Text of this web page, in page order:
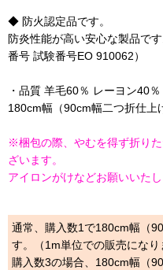
◆ 防火認定品です。
防炎性能が高い安心な製品で
番号 試験番号EO 910062）
・品質 羊毛60％ レーヨン
180cm幅（90cm幅二つ折仕上
※梱包の際、やむを得ず折り
ざいます。
アイロンがけなどお願いいた
通常、購入数1で180cm幅（
す。（1m単位での販売になり
購入数3の場合、180cm幅（